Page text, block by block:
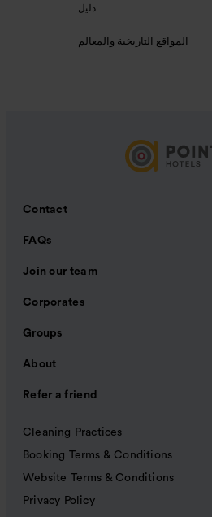
دليل
المواقع التاريخية والمعالم
Contact
FAQs
Join our team
Corporates
Groups
About
Refer a friend
Cleaning Practices
Booking Terms & Conditions
Website Terms & Conditions
Privacy Policy